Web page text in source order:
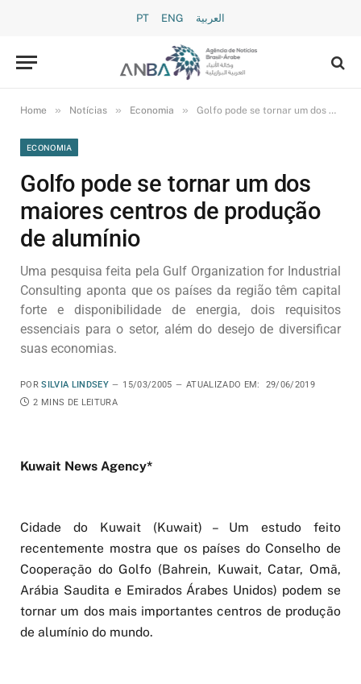
PT ENG العربية
Home » Notícias » Economia » Golfo pode se tornar um dos maiores centros de produção de alumínio
ECONOMIA
Golfo pode se tornar um dos
maiores centros de produção
de alumínio
Uma pesquisa feita pela Gulf Organization for Industrial
Consulting aponta que os países da região têm capital
forte e disponibilidade de energia, dois requisitos
essenciais para o setor, além do desejo de diversificar
suas economias.
POR SILVIA LINDSEY 15/03/2005 ATUALIZADO EM:
29/06/2019
2 MINS DE LEITURA
Kuwait News Agency*
Cidade do Kuwait (Kuwait) – Um estudo feito
recentemente mostra que os países do Conselho de
Cooperação do Golfo (Bahrein, Kuwait, Catar, Omã,
Arábia Saudita e Emirados Árabes Unidos) podem se
tornar um dos mais importantes centros de produção
de alumínio do mundo.